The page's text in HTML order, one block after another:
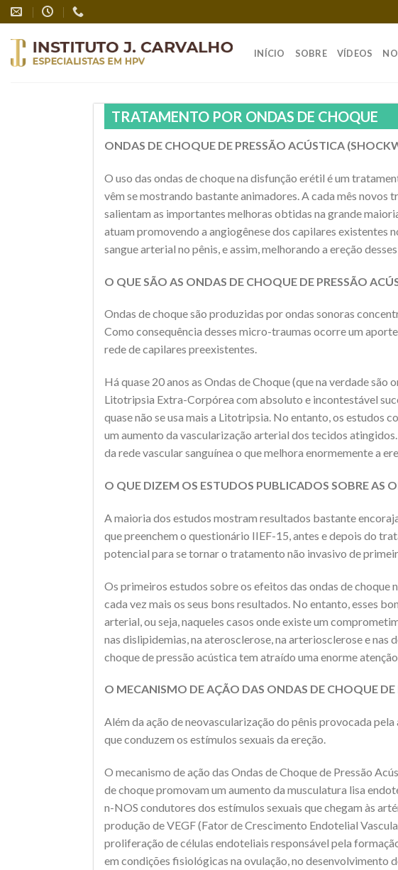
Skip
to
content
INÍCIO SOBRE VÍDEOS
TRATAMENTO POR ONDAS DE CHOQUE
ONDAS DE CHOQUE DE PRESSÃO ACÚSTICA
O uso das ondas de choque na disfunção erétil é um
vêm se mostrando bastante animadores. A cada mês
salientam as importantes melhoras obtidas na grande
atuam promovendo a angiogênese dos capilares existentes
sangue arterial no pênis, e assim, melhorando a ereção
O QUE SÃO AS ONDAS DE CHOQUE DE PRESSÃO
Ondas de choque são produzidas por ondas sonoras
Como consequência desses micro-traumas ocorre um
rede de capilares preexistentes.
Há quase 20 anos as Ondas de Choque (que na verdade
Litotripsia Extra-Corpórea com absoluto e incontestável
quase não se usa mais a Litotripsia. No entanto, os estudos
um aumento da vascularização arterial dos tecidos
da rede vascular sanguínea o que melhora enormemente a
O QUE DIZEM OS ESTUDOS PUBLICADOS SOBRE AS
A maioria dos estudos mostram resultados bastante
que preenchem o questionário IIEF-15, antes e depois do
potencial para se tornar o tratamento não invasivo de
Os primeiros estudos sobre os efeitos das ondas de
cada vez mais os seus bons resultados. No entanto, esses
arterial, ou seja, naqueles casos onde existe um
nas dislipidemias, na aterosclerose, na arteriosclerose e
choque de pressão acústica tem atraído uma enorme
O MECANISMO DE AÇÃO DAS ONDAS DE CHOQUE
Além da ação de neovascularização do pênis provocada
que conduzem os estímulos sexuais da ereção.
O mecanismo de ação das Ondas de Choque de Pressão
de choque promovam um aumento da musculatura lisa
n-NOS condutores dos estímulos sexuais que chegam às
produção de VEGF (Fator de Crescimento Endotelial
proliferação de células endoteliais responsável pela
em condições fisiológicas na ovulação, no desenvolvimento